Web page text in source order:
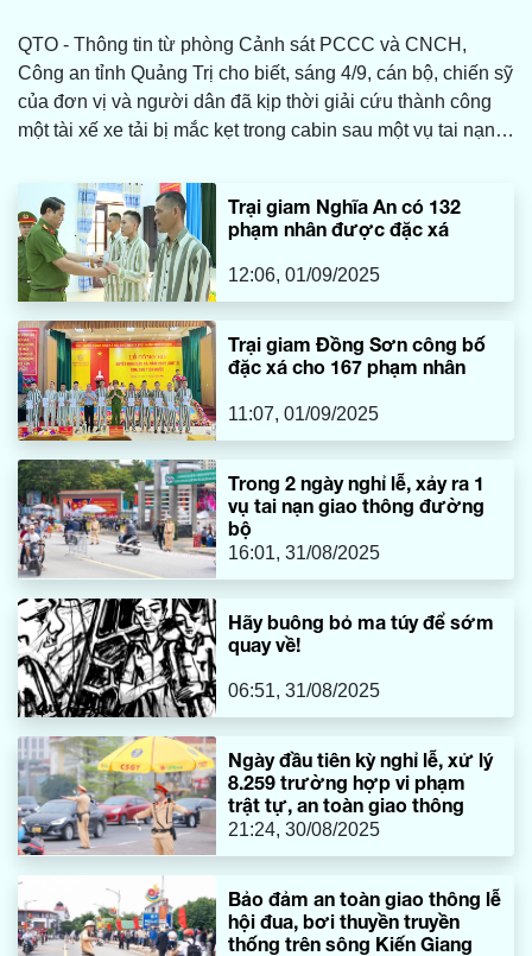
QTO - Thông tin từ phòng Cảnh sát PCCC và CNCH,
Công an tỉnh Quảng Trị cho biết, sáng 4/9, cán bộ, chiến sỹ
của đơn vị và người dân đã kịp thời giải cứu thành công
một tài xế xe tải bị mắc kẹt trong cabin sau một vụ tai nạn
Trại giam Nghĩa An có 132
phạm nhân được đặc xá
12:06, 01/09/2025
Trại giam Đồng Sơn công bố
đặc xá cho 167 phạm nhân
11:07, 01/09/2025
Trong 2 ngày nghỉ lễ, xảy ra 1
vụ tai nạn giao thông đường
bộ
16:01, 31/08/2025
Hãy buông bỏ ma túy để sớm
quay về!
06:51, 31/08/2025
Ngày đầu tiên kỳ nghỉ lễ, xử lý
8.259 trường hợp vi phạm
trật tự, an toàn giao thông
21:24, 30/08/2025
Bảo đảm an toàn giao thông lễ
hội đua, bơi thuyền truyền
thống trên sông Kiến Giang